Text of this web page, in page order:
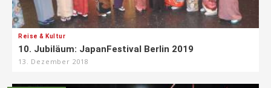
Reise & Kultur
10. Jubiläum: JapanFestival Berlin 2019
13. Dezember 2018